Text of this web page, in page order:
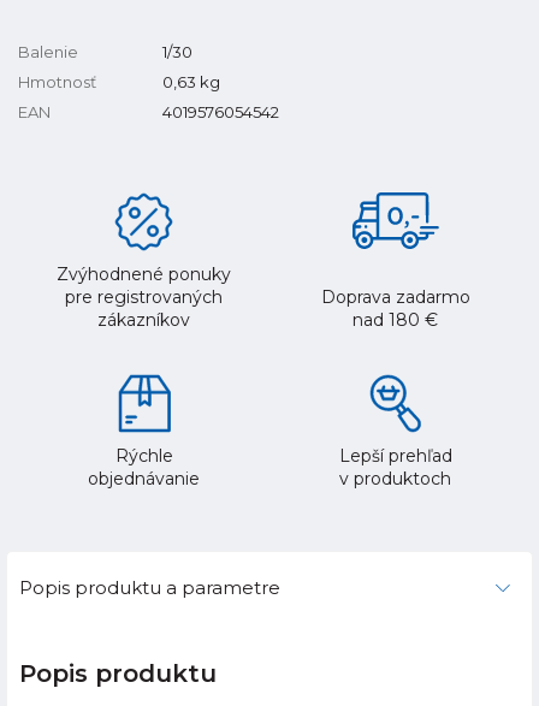
Balenie
1/30
Hmotnosť
0,63 kg
EAN
4019576054542
Zvýhodnené ponuky
pre registrovaných
zákazníkov
Doprava zadarmo
nad 180 €
Rýchle
objednávanie
Lepší prehľad
v produktoch
Popis produktu a parametre
Popis produktu